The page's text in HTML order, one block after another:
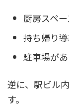
厨房スペ
持ち帰り
駐車場が
逆に、駅ビル
す。